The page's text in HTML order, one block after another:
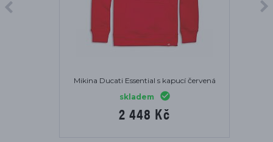
Mikina Ducati Essential s kapucí červená
skladem
2 448 Kč